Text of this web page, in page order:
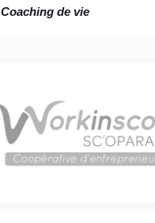
Coaching de vie